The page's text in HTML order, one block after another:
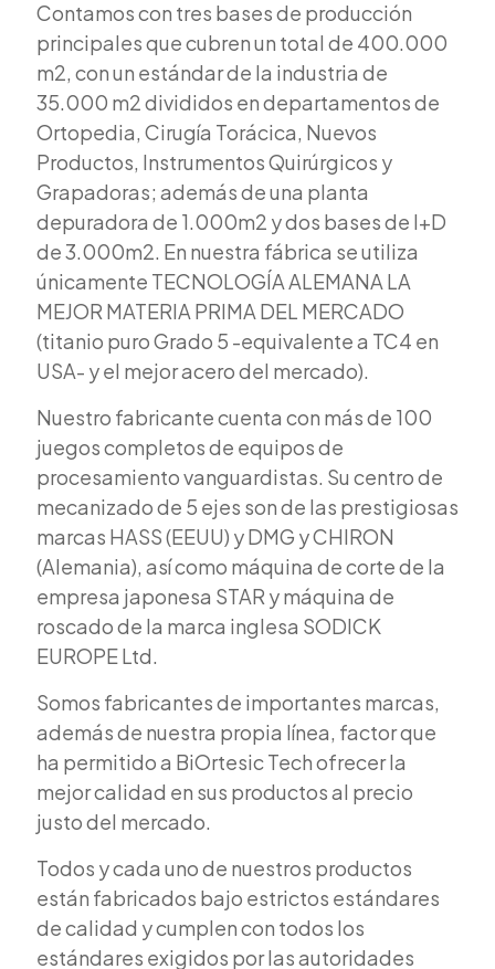
Contamos con tres bases de producción
principales que cubren un total de 400.000
m2, con un estándar de la industria de
35.000 m2 divididos en departamentos de
Ortopedia, Cirugía Torácica, Nuevos
Productos, Instrumentos Quirúrgicos y
Grapadoras; además de una planta
depuradora de 1.000m2 y dos bases de I+D
de 3.000m2. En nuestra fábrica se utiliza
únicamente TECNOLOGÍA ALEMANA LA
MEJOR MATERIA PRIMA DEL MERCADO
(titanio puro Grado 5 -equivalente a TC4 en
USA- y el mejor acero del mercado).
Nuestro fabricante cuenta con más de 100
juegos completos de equipos de
procesamiento vanguardistas. Su centro de
mecanizado de 5 ejes son de las prestigiosas
marcas HASS (EEUU) y DMG y CHIRON
(Alemania), así como máquina de corte de la
empresa japonesa STAR y máquina de
roscado de la marca inglesa SODICK
EUROPE Ltd.
Somos fabricantes de importantes marcas,
además de nuestra propia línea, factor que
ha permitido a BiOrtesic Tech ofrecer la
mejor calidad en sus productos al precio
justo del mercado.
Todos y cada uno de nuestros productos
están fabricados bajo estrictos estándares
de calidad y cumplen con todos los
estándares exigidos por las autoridades